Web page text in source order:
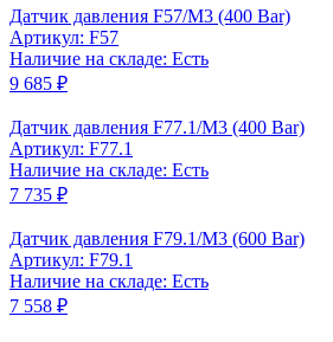
Датчик давления F57/M3 (400 Bar)
Артикул: F57
Наличие на складе: Есть
9 685 ₽
Датчик давления F77.1/M3 (400 Bar)
Артикул: F77.1
Наличие на складе: Есть
7 735 ₽
Датчик давления F79.1/M3 (600 Bar)
Артикул: F79.1
Наличие на складе: Есть
7 558 ₽